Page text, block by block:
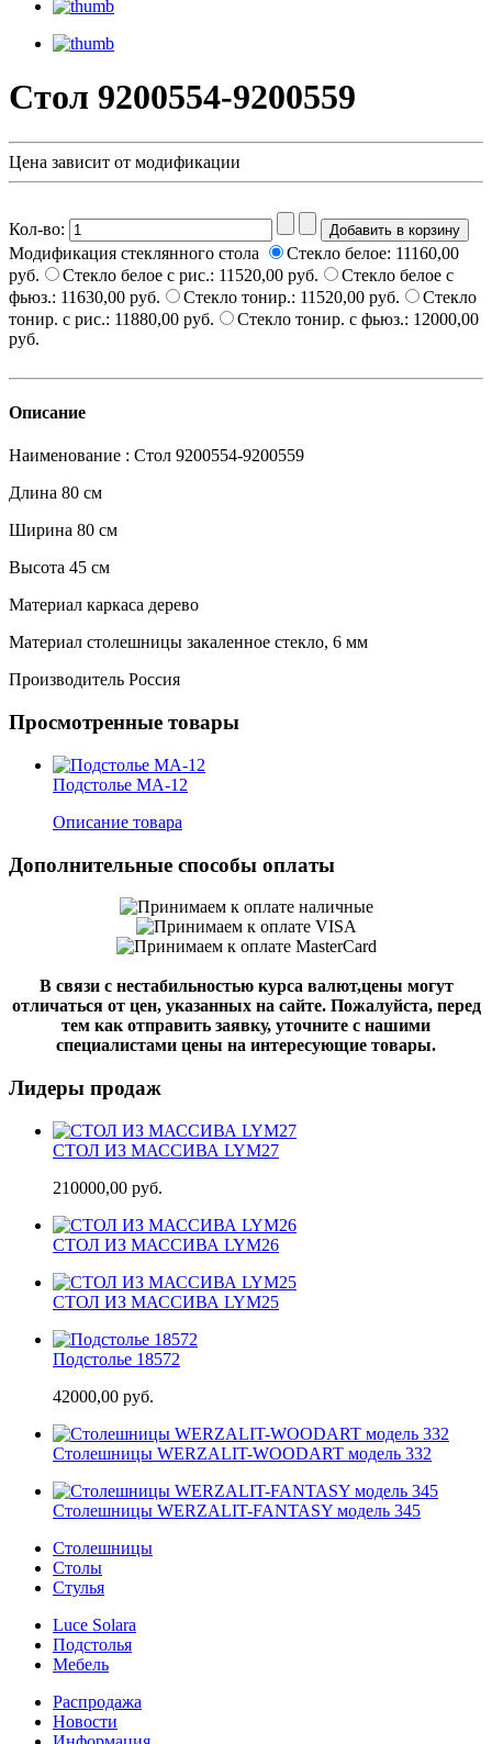
Стол 9200554-9200559
Цена зависит от модификации
Кол-во:
Модификация стеклянного стола
Стекло белое: 11160,00
руб.
Стекло белое с рис.: 11520,00 руб.
Стекло белое с
фьюз.: 11630,00 руб. Стекло тонир.: 11520,00 руб.
Стекло
тонир. с рис.: 11880,00 руб. Стекло тонир. с фьюз.: 12000,00
руб.
Описание
Наименование : Стол 9200554-9200559
Длина 80 см
Ширина 80 см
Высота 45 см
Материал каркаса дерево
Материал столешницы закаленное стекло, 6 мм
Производитель Россия
Просмотренные товары
Подстолье MA-12
Описание товара
Дополнительные способы оплаты
В связи с нестабильностью курса валют,цены могут
отличаться от цен, указанных на сайте. Пожалуйста, перед
тем как отправить заявку, уточните с нашими
специалистами цены на интересующие товары.
Лидеры продаж
СТОЛ ИЗ МАССИВА LYM27
210000,00 руб.
СТОЛ ИЗ МАССИВА LYM26
СТОЛ ИЗ МАССИВА LYM25
Подстолье 18572
42000,00 руб.
Cтолешницы WERZALIT-WOODART модель 332
Cтолешницы WERZALIT-FANTASY модель 345
Столешницы
Столы
Стулья
Luce Solara
Подстолья
Мебель
Распродажа
Новости